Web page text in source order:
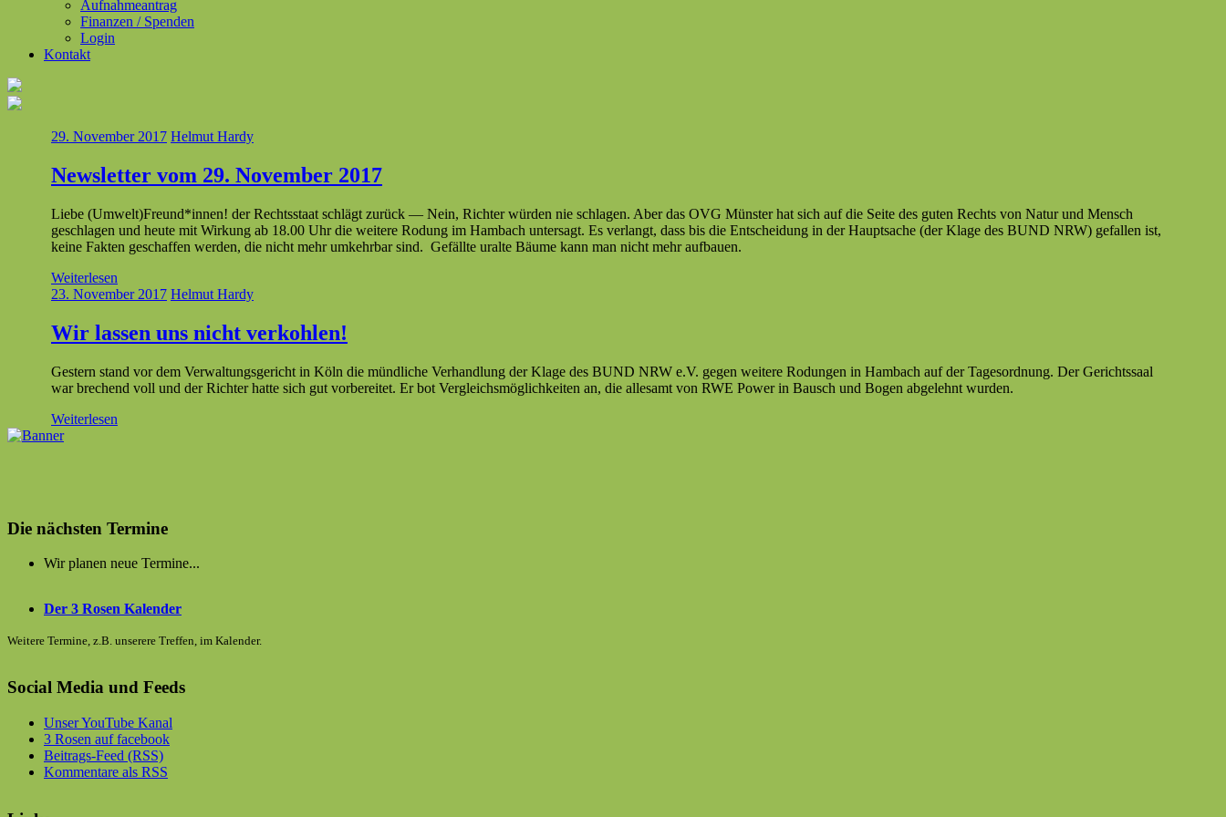
Aufnahmeantrag
Finanzen / Spenden
Login
Kontakt
29. November 2017 Helmut Hardy
Newsletter vom 29. November 2017
Liebe (Umwelt)Freund*innen! der Rechtsstaat schlägt zurück — Nein, Richter wür­den nie schla­gen. Aber das OVG Mün­ster hat sich auf die Seite des guten Rechts von Natur und Men­sch
geschla­gen und heute mit Wirkung ab 18.00 Uhr die weit­ere Rodung im Ham­bach unter­sagt. Es ver­langt, dass bis die Entschei­dung in der Haupt­sache (der Klage des BUND NRW) gefall­en ist,
keine Fak­ten geschaf­fen wer­den, die nicht mehr umkehrbar sind. Gefällte uralte Bäume kann man nicht mehr aufbauen.
Weiterlesen
23. November 2017 Helmut Hardy
Wir lassen uns nicht verkohlen!
Gestern stand vor dem Ver­wal­tungs­gericht in Köln die mündliche Ver­hand­lung der Klage des BUND NRW e.V. gegen weit­ere Rodun­gen in Ham­bach auf der Tage­sor­d­nung. Der Gerichtssaal
war brechend voll und der Richter hat­te sich gut vor­bere­it­et. Er bot Ver­gle­ichsmöglichkeit­en an, die alle­samt von RWE Pow­er in Bausch und Bogen abgelehnt wurden.
Weiterlesen
Die nächsten Termine
Wir planen neue Termine...
Der 3 Rosen Kalender
Weitere Termine, z.B. unserere Treffen, im Kalender.
Social Media und Feeds
Unser YouTube Kanal
3 Rosen auf facebook
Beitrags-Feed (RSS)
Kommentare als RSS